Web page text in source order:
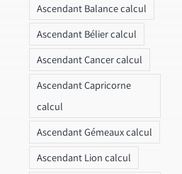
Ascendant Balance calcul
Ascendant Bélier calcul
Ascendant Cancer calcul
Ascendant Capricorne
calcul
Ascendant Gémeaux calcul
Ascendant Lion calcul